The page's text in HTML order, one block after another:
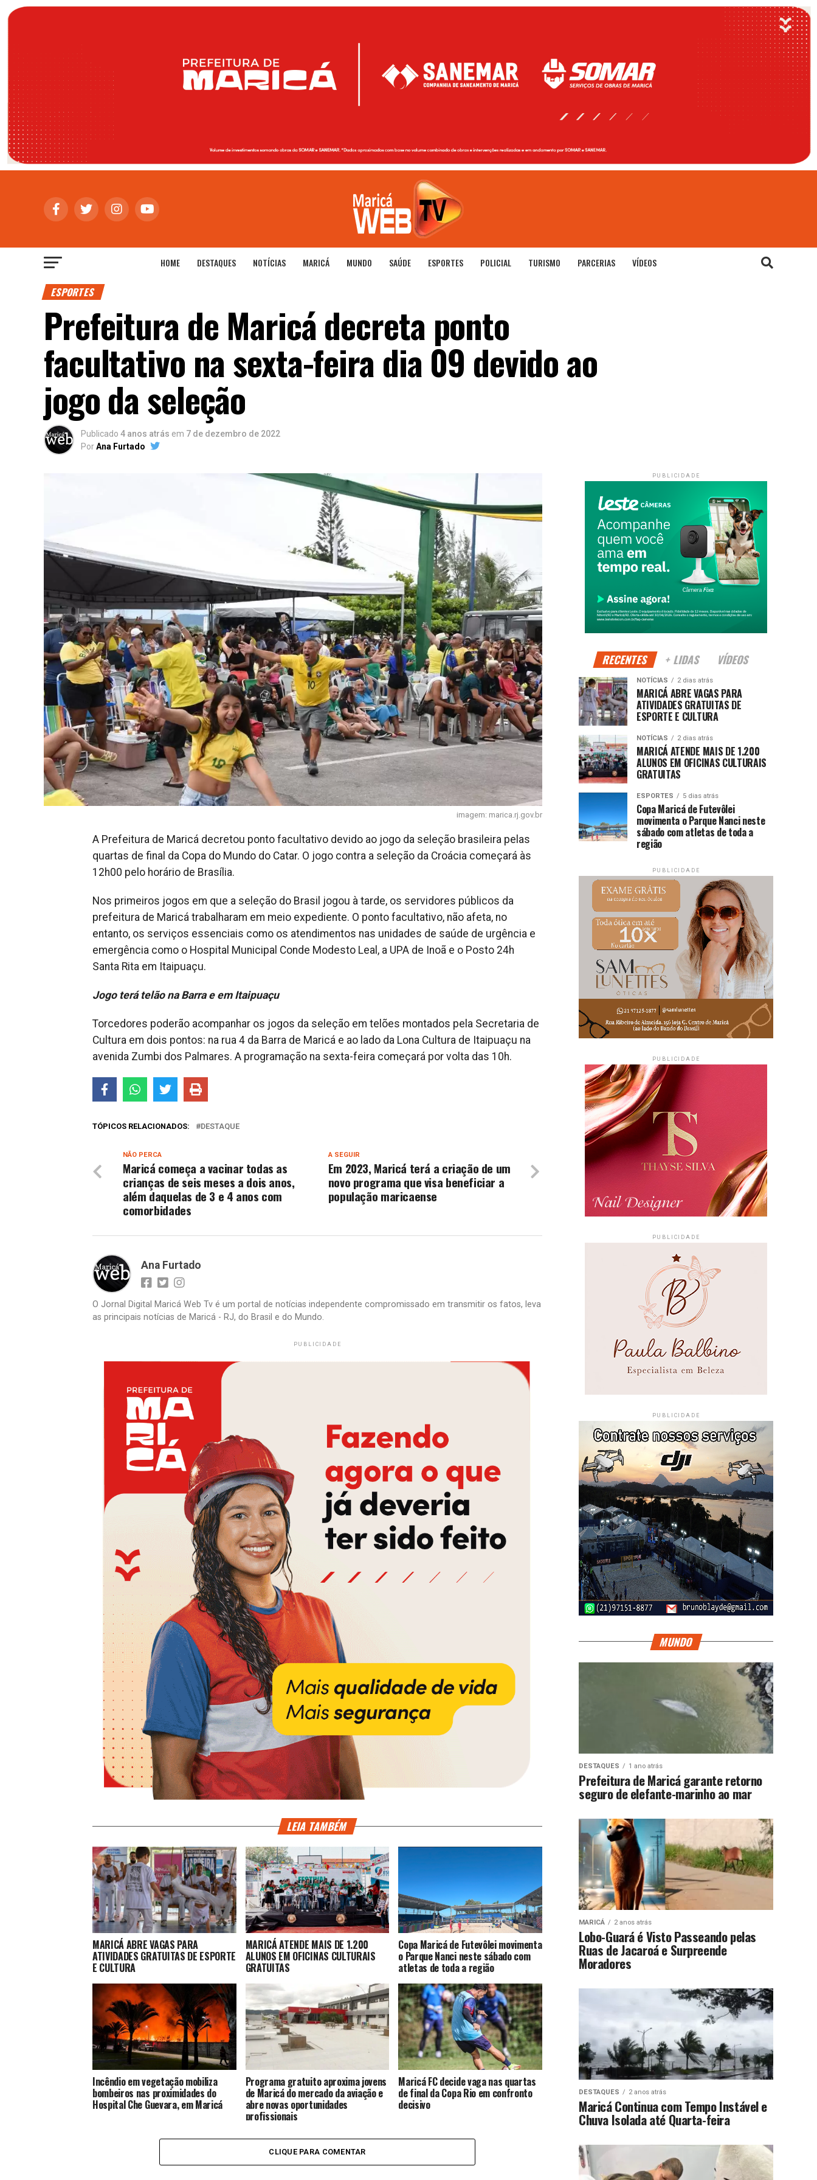
HOME DESTAQUES NOTÍCIAS MARICÁ MUNDO SAÚDE ESPORTES POLICIAL TURISMO PARCERIAS VÍDEOS
ESPORTES
Prefeitura de Maricá decreta ponto
facultativo na sexta-feira dia 09 devido ao
jogo da seleção
Publicado 4 anos atrás em 7 de dezembro de 2022
PorAna Furtado
imagem: marica.rj.gov.br
A Prefeitura de Maricá decretou ponto facultativo devido ao jogo da seleção brasileira pelas
quartas de final da Copa do Mundo do Catar. O jogo contra a seleção da Croácia começará às
12h00 pelo horário de Brasília.
Nos primeiros jogos em que a seleção do Brasil jogou à tarde, os servidores públicos da
prefeitura de Maricá trabalharam em meio expediente. O ponto facultativo, não afeta, no
entanto, os serviços essenciais como os atendimentos nas unidades de saúde de urgência e
emergência como o Hospital Municipal Conde Modesto Leal, a UPA de Inoã e o Posto 24h
Santa Rita em Itaipuaçu.
Jogo terá telão na Barra e em Itaipuaçu
Torcedores poderão acompanhar os jogos da seleção em telões montados pela Secretaria de
Cultura em dois pontos: na rua 4 da Barra de Maricá e ao lado da Lona Cultura de Itaipuaçu na
avenida Zumbi dos Palmares. A programação na sexta-feira começará por volta das 10h.
TÓPICOS RELACIONADOS: DESTAQUE
A SEGUIR
Em 2023, Maricá terá a criação de um
novo programa que visa beneficiar a
população maricaense
NÃO PERCA
Maricá começa a vacinar todas as
crianças de seis meses a dois anos,
além daquelas de 3 e 4 anos com
comorbidades
Ana Furtado
O Jornal Digital Maricá Web Tv é um portal de notícias independente compromissado em transmitir os fatos, leva
as principais notícias de Maricá - RJ, do Brasil e do Mundo.
PUBLICIDADE
LEIA TAMBÉM
MARICÁ ABRE VAGAS PARA
ATIVIDADES GRATUITAS DE ESPORTE
E CULTURA
MARICÁ ATENDE MAIS DE 1.200
ALUNOS EM OFICINAS CULTURAIS
GRATUITAS
Copa Maricá de Futevôlei movimenta
o Parque Nanci neste sábado com
atletas de toda a região
Incêndio em vegetação mobiliza
bombeiros nas proximidades do
Hospital Che Guevara, em Maricá
Programa gratuito aproxima jovens
de Maricá do mercado da aviação e
abre novas oportunidades
profissionais
Maricá FC decide vaga nas quartas
de final da Copa Rio em confronto
decisivo
CLIQUE PARA COMENTAR
PUBLICIDADE
RECENTES + LIDAS VÍDEOS
NOTÍCIAS 2 dias atrás
MARICÁ ABRE VAGAS PARA
ATIVIDADES GRATUITAS DE
ESPORTE E CULTURA
NOTÍCIAS 2 dias atrás
MARICÁ ATENDE MAIS DE 1.200
ALUNOS EM OFICINAS CULTURAIS
GRATUITAS
ESPORTES 5 dias atrás
Copa Maricá de Futevôlei
movimenta o Parque Nanci neste
sábado com atletas de toda a
região
PUBLICIDADE
PUBLICIDADE
PUBLICIDADE
PUBLICIDADE
MUNDO
DESTAQUES 1 ano atrás
Prefeitura de Maricá garante retorno
seguro de elefante-marinho ao mar
MARICÁ 2 anos atrás
Lobo-Guará é Visto Passeando pelas
Ruas de Jacaroá e Surpreende
Moradores
DESTAQUES 2 anos atrás
Maricá Continua com Tempo Instável e
Chuva Isolada até Quarta-feira